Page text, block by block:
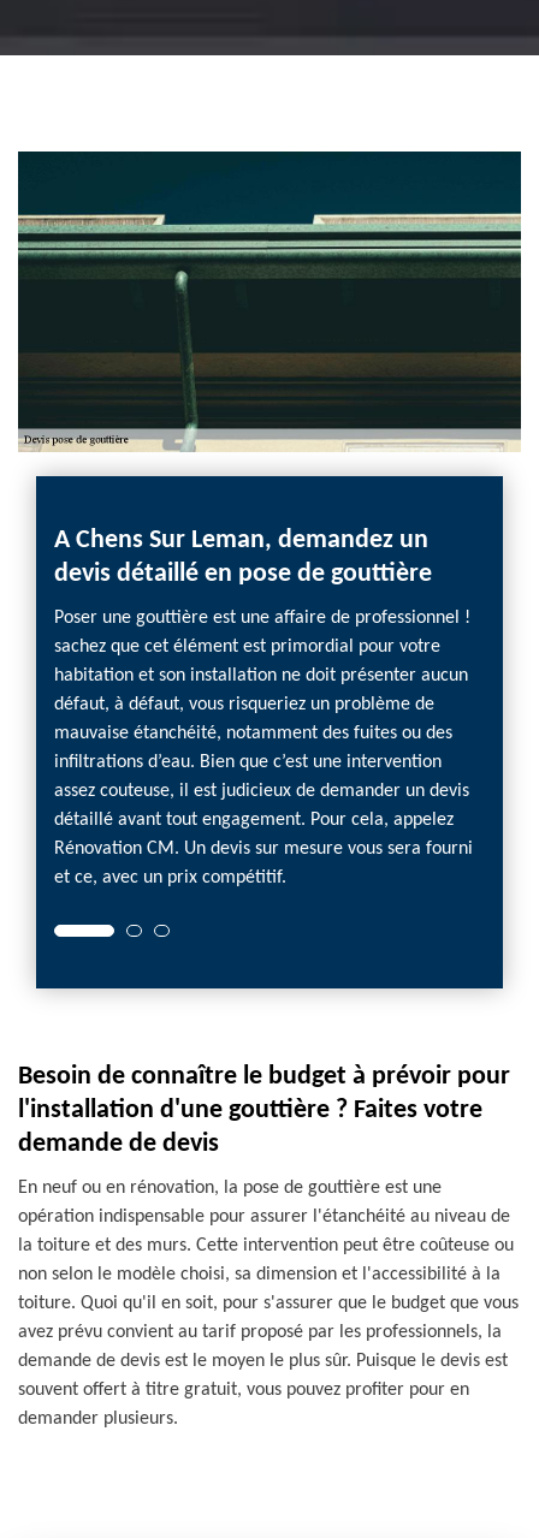
A Chens Sur Leman, demandez un
devis détaillé en pose de gouttière
Poser une gouttière est une affaire de professionnel !
sachez que cet élément est primordial pour votre
habitation et son installation ne doit présenter aucun
défaut, à défaut, vous risqueriez un problème de
mauvaise étanchéité, notamment des fuites ou des
infiltrations d’eau. Bien que c’est une intervention
assez couteuse, il est judicieux de demander un devis
détaillé avant tout engagement. Pour cela, appelez
Rénovation CM. Un devis sur mesure vous sera fourni
et ce, avec un prix compétitif.
Besoin de connaître le budget à prévoir pour
l'installation d'une gouttière ? Faites votre
demande de devis
En neuf ou en rénovation, la pose de gouttière est une
opération indispensable pour assurer l'étanchéité au niveau de
la toiture et des murs. Cette intervention peut être coûteuse ou
non selon le modèle choisi, sa dimension et l'accessibilité à la
toiture. Quoi qu'il en soit, pour s'assurer que le budget que vous
avez prévu convient au tarif proposé par les professionnels, la
demande de devis est le moyen le plus sûr. Puisque le devis est
souvent offert à titre gratuit, vous pouvez profiter pour en
demander plusieurs.